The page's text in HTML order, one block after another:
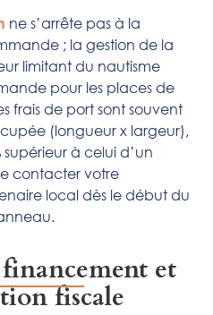
ne s’arrête pas à la
; la gestion de la
limitant du nautisme
pour les places de
frais de port sont souvent
(longueur x largeur),
supérieur à celui d’un
contacter votre
local dès le début du
et
fiscale